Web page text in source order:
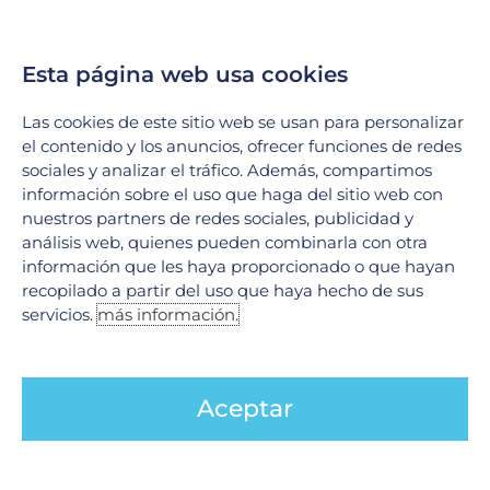
Ant
ANTERIOR
Epilepsia
SIGUIENTE
Razones para ser un Donante: Dar Vida a través de la Donación
Esta página web usa cookies
Las cookies de este sitio web se usan para personalizar
el contenido y los anuncios, ofrecer funciones de redes
sociales y analizar el tráfico. Además, compartimos
información sobre el uso que haga del sitio web con
nuestros partners de redes sociales, publicidad y
análisis web, quienes pueden combinarla con otra
información que les haya proporcionado o que hayan
recopilado a partir del uso que haya hecho de sus
servicios.más información.
Aceptar